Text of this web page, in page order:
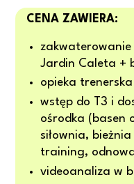
CENA ZAWIERA:
Jardin Caleta +
opieka trenerska
wstęp do T3 i
ośrodka (basen
siłownia,
training,
videoanaliza w